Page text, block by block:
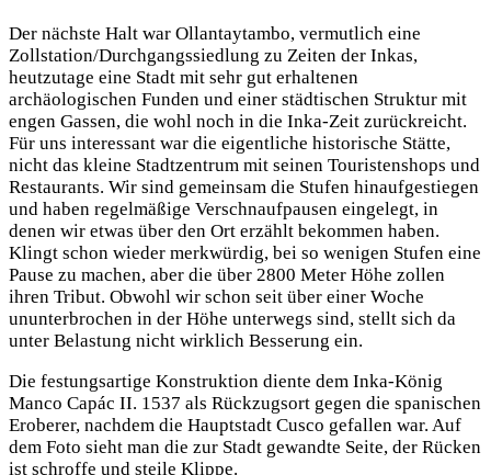
Der nächste Halt war Ollantaytambo, vermutlich eine
Zollstation/Durchgangssiedlung zu Zeiten der Inkas,
heutzutage eine Stadt mit sehr gut erhaltenen
archäologischen Funden und einer städtischen Struktur mit
engen Gassen, die wohl noch in die Inka-Zeit zurückreicht.
Für uns interessant war die eigentliche historische Stätte,
nicht das kleine Stadtzentrum mit seinen Touristenshops und
Restaurants. Wir sind gemeinsam die Stufen hinaufgestiegen
und haben regelmäßige Verschnaufpausen eingelegt, in
denen wir etwas über den Ort erzählt bekommen haben.
Klingt schon wieder merkwürdig, bei so wenigen Stufen eine
Pause zu machen, aber die über 2800 Meter Höhe zollen
ihren Tribut. Obwohl wir schon seit über einer Woche
ununterbrochen in der Höhe unterwegs sind, stellt sich da
unter Belastung nicht wirklich Besserung ein.
Die festungsartige Konstruktion diente dem Inka-König
Manco Capác II. 1537 als Rückzugsort gegen die spanischen
Eroberer, nachdem die Hauptstadt Cusco gefallen war. Auf
dem Foto sieht man die zur Stadt gewandte Seite, der Rücken
ist schroffe und steile Klippe.